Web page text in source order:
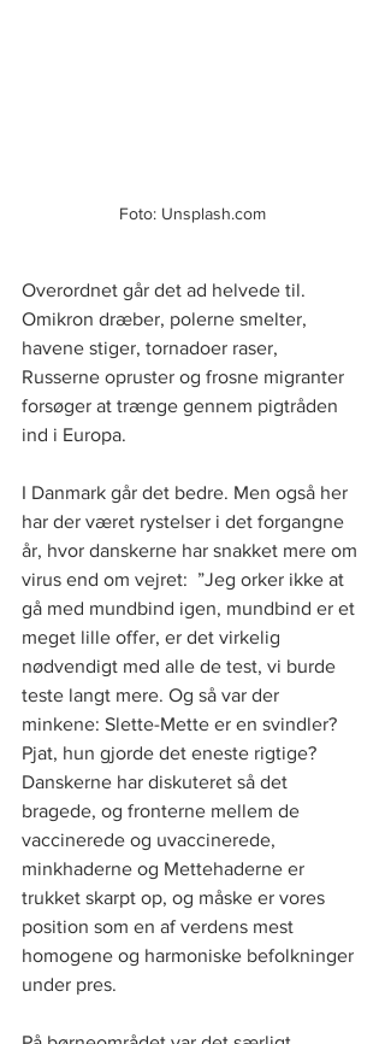
Foto: Unsplash.com
Overordnet går det ad helvede til.
Omikron dræber, polerne smelter,
havene stiger, tornadoer raser,
Russerne opruster og frosne migranter
forsøger at trænge gennem pigtråden
ind i Europa.
I Danmark går det bedre. Men også her
har der været rystelser i det forgangne
år, hvor danskerne har snakket mere om
virus end om vejret:  ”Jeg orker ikke at
gå med mundbind igen, mundbind er et
meget lille offer, er det virkelig
nødvendigt med alle de test, vi burde
teste langt mere. Og så var der
minkene: Slette-Mette er en svindler?
Pjat, hun gjorde det eneste rigtige?
Danskerne har diskuteret så det
bragede, og fronterne mellem de
vaccinerede og uvaccinerede,
minkhaderne og Mettehaderne er
trukket skarpt op, og måske er vores
position som en af verdens mest
homogene og harmoniske befolkninger
under pres.